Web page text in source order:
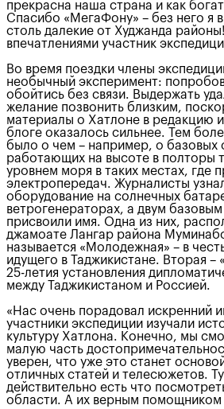
прекрасна наша страна и как
Спасибо «МегаФону» – без него я
столь далекие от Худжанда
впечатлениями участник
Во время поездки члены
необычный эксперимент:
обойтись без связи. Выдержать
желание позвонить близким,
материалы о Хатлоне в редакцию
блоге оказалось сильнее. Тем
было о чем – например, о базовых
работающих на высоте в полторы
уровнем моря в таких местах, где
электропередач. Журналисты
оборудование на солнечных
ветрогенераторах, а двум
присвоили имя. Одна из них,
джамоате Лангар района
называется «Молодежная» – в
идущего в Таджикистане. Вторая –
25-летия установления
между Таджикистаном и Россией.
«Нас очень порадовал искренний
участники экспедиции изучали
культуру Хатлона. Конечно, мы
малую часть
уверен, что уже это станет
отличных статей и телесюжетов.
действительно есть что
области. А их верным помощником